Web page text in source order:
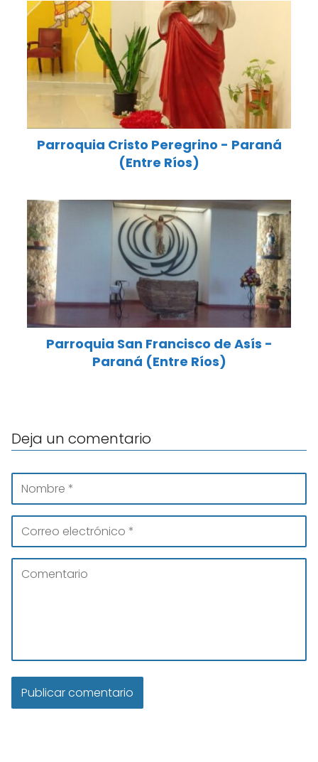
Parroquia Cristo Peregrino - Paraná
(Entre Ríos)
Parroquia San Francisco de Asís -
Paraná (Entre Ríos)
Deja un comentario